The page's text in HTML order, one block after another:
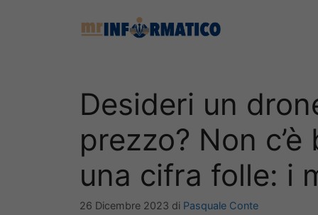
Desideri un
prezzo? Non
una cifra folle: i
26 Dicembre 2023 di Pasquale Conte